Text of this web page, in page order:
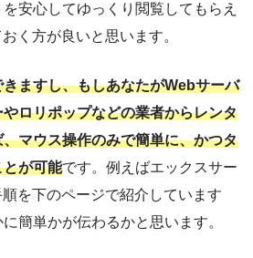
安心してゆっくり閲覧してもらえ
く方が良いと思います。
ますし、もしあなたがWebサーバ
ロリポップなどの業者からレンタ
マウス操作のみで簡単に、かつタ
が可能です。例えばエックスサー
を下のページで紹介しています
簡単かが伝わるかと思います。